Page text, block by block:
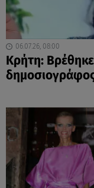
06.07.26, 08:00
Κρήτη: